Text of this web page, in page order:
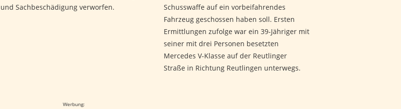
und Sachbeschädigung verworfen.
Schusswaffe auf ein vorbeifahrendes
Fahrzeug geschossen haben soll. Ersten
Ermittlungen zufolge war ein 39-Jähriger mit
seiner mit drei Personen besetzten
Mercedes V-Klasse auf der Reutlinger
Straße in Richtung Reutlingen unterwegs.
Werbung: